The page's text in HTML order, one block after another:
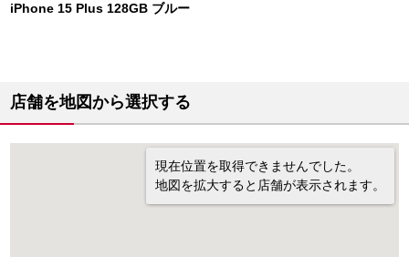
iPhone 15 Plus 128GB ブルー
店舗を地図から選択する
現在位置を取得できませんでした。
地図を拡大すると店舗が表示されます。